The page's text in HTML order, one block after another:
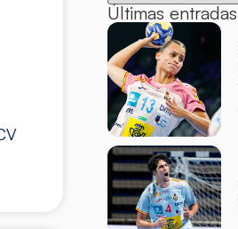
Últimas entradas